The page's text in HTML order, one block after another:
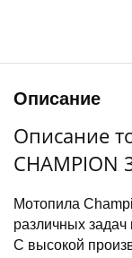
Описание
Описание
CHAMPION
Мотопила
различных задач
С высокой